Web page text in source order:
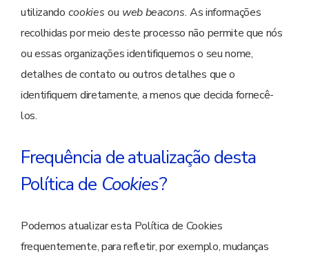
utilizando cookies ou web beacons. As informações
recolhidas por meio deste processo não permite que nós
ou essas organizações identifiquemos o seu nome,
detalhes de contato ou outros detalhes que o
identifiquem diretamente, a menos que decida fornecê-
los.
Frequência de atualização desta
Política de Cookies?
Podemos atualizar esta Política de Cookies
frequentemente, para refletir, por exemplo, mudanças